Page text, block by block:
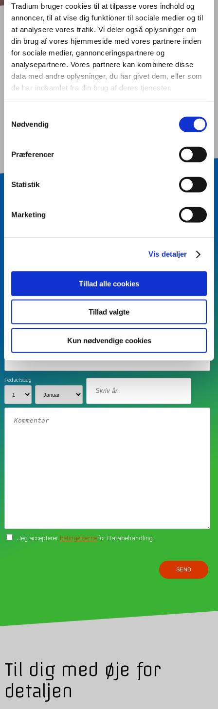
Tradium bruger cookies til at tilpasse vores indhold og
annoncer, til at vise dig funktioner til sociale medier og til
at analysere vores trafik. Vi deler også oplysninger om
din brug af vores hjemmeside med vores partnere inden
for sociale medier, gannonceringspartnere og
analysepartnere. Vores partnere kan kombinere disse
data med andre oplysninger, du har givet dem, eller som
de har indsamlet fra din brug af deres tjenester.
Nødvendig
Præferencer
Statistik
Marketing
Vis detaljer
Tillad alle cookies
Tillad valgte
Kun nødvendige cookies
Hold dig opdateret om
overfladebehandler
Vil du vide mere?
kontaktinformationer, samt eventuel kort
Fødselsdag
Jeg accepterer betingelsernefor Databehandling
Til dig med øje for
detaljen